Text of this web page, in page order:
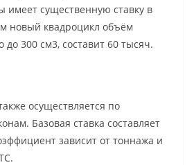
имеет существенную ставку в
новый квадроцикл объём
до 300 см3, составит 60 тысяч.
осуществляется по
Базовая ставка составляет
зависит от тоннажа и